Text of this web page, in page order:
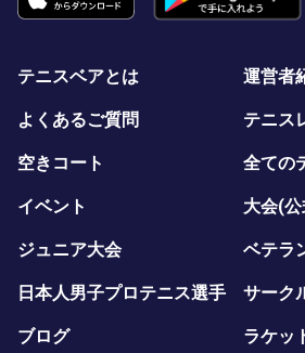
テニスベアとは 運営者
よくあるご質問 テニス
空きコート 全ての
イベント 大会(
ジュニア大会 ベテラ
日本人男子プロテニス選手 サーク
ブログ ラケッ